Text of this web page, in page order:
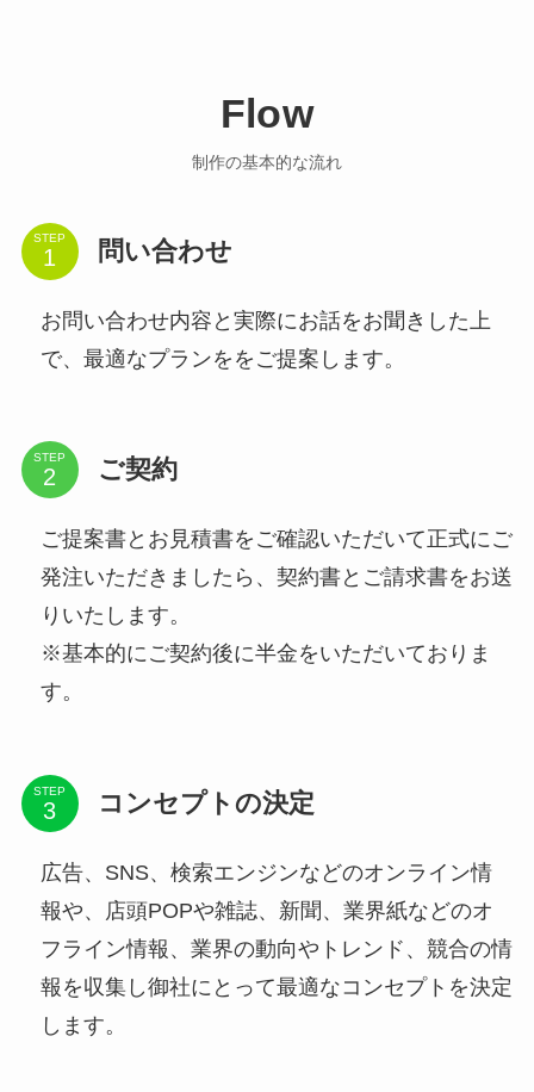
Flow
制作の基本的な流れ
STEP 問い合わせ
お問い合わせ内容と実際にお話をお聞きした上
で、最適なプランををご提案します。
STEP ご契約
ご提案書とお見積書をご確認いただいて正式にご
発注いただきましたら、契約書とご請求書をお送
りいたします。
※基本的にご契約後に半金をいただいておりま
す。
STEP コンセプトの決定
広告、SNS、検索エンジンなどのオンライン情
報や、店頭POPや雑誌、新聞、業界紙などのオ
フライン情報、業界の動向やトレンド、競合の情
報を収集し御社にとって最適なコンセプトを決定
します。